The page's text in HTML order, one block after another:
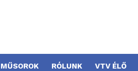
MŰSOROK RÓLUNK VTV ÉLŐ